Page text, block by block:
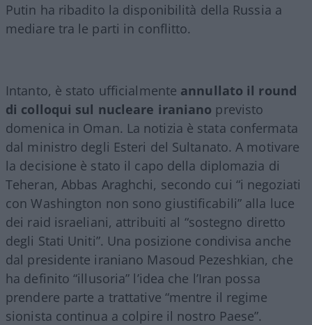
Putin ha ribadito la disponibilità della Russia a
mediare tra le parti in conflitto.
Intanto, è stato ufficialmente annullato il round
di colloqui sul nucleare iraniano previsto
domenica in Oman. La notizia è stata confermata
dal ministro degli Esteri del Sultanato. A motivare
la decisione è stato il capo della diplomazia di
Teheran, Abbas Araghchi, secondo cui “i negoziati
con Washington non sono giustificabili” alla luce
dei raid israeliani, attribuiti al “sostegno diretto
degli Stati Uniti”. Una posizione condivisa anche
dal presidente iraniano Masoud Pezeshkian, che
ha definito “illusoria” l’idea che l’Iran possa
prendere parte a trattative “mentre il regime
sionista continua a colpire il nostro Paese”.